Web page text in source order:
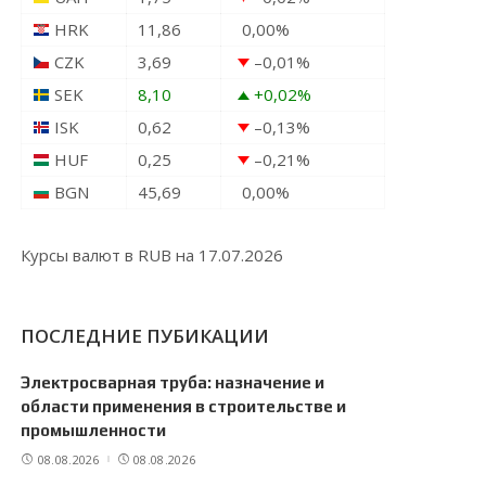
HRK
11,86 0,00%
CZK
3,69 –0,01%
SEK
8,10 +0,02%
ISK
0,62 –0,13%
HUF
0,25 –0,21%
BGN
45,69 0,00%
Курсы валют в RUB на 17.07.2026
ПОСЛЕДНИЕ ПУБИКАЦИИ
Электросварная труба: назначение и
области применения в строительстве и
промышленности
08.08.2026 08.08.2026